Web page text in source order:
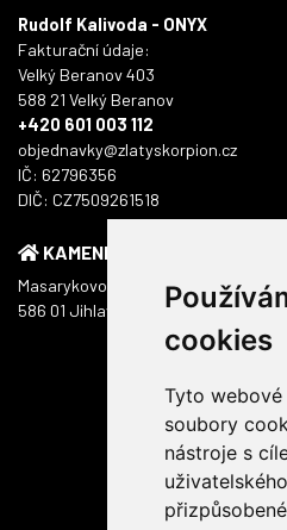
cookies
Tyto
soubory
nástroje s
Rudolf Kalivoda - ONYX
Fakturační údaje:
Velký Beranov 403
588 21 Velký Beranov
+420 601 003 112
objednavky@zlatyskorpion.cz
IČ: 62796356
DIČ: CZ7509261518
KAMENNÁ PRODEJNA
Masarykovo náměstí 1217/51
586 01 Jihlava